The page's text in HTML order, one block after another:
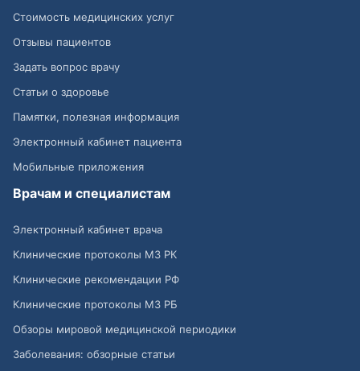
Стоимость медицинских услуг
Отзывы пациентов
Задать вопрос врачу
Статьи о здоровье
Памятки, полезная информация
Электронный кабинет пациента
Мобильные приложения
Врачам и специалистам
Электронный кабинет врача
Клинические протоколы МЗ РК
Клинические рекомендации РФ
Клинические протоколы МЗ РБ
Обзоры мировой медицинской периодики
Заболевания: обзорные статьи